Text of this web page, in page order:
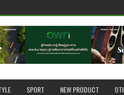
SPORT NEW PRODUCT